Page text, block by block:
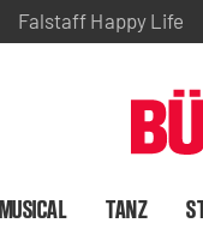
Falstaff Happy Life
MUSICAL TANZ